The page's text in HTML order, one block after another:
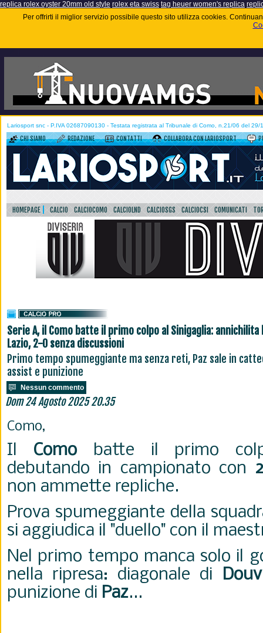
replica rolex oyster 20mm old style rolex eta swiss tag heuer women's replica
Per offrirti il miglior servizio possibile questo sito utilizza cookies.
Lariosport snc - P.IVA 02687090130 - Testata registrata al Tribunale di Como, n.21/06 del 29/
CHI SIAMO REDAZIONE CONTATTI COLLABORA CON LARIOSPORT
HOMEPAGE CALCIO CALCIOCOMO CALCIOLND CALCIOSGS CALCIOCSI COMUNICATI
Serie A, il Como batte il primo colpo al Sinigaglia: annichilita
Lazio, 2-0 senza discussioni
Primo tempo spumeggiante ma senza reti, Paz sale in
assist e punizione
Nessun commento
Dom 24 Agosto 2025 20.35
Como,
Il Comobatte il primo
debutando in campionato con
non ammette repliche.
Prova spumeggiante della
si aggiudica il "duello" con il
Nel primo tempo manca solo il
nella ripresa: diagonale di
punizione di Paz...